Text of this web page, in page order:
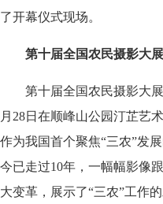
了开幕仪式现场。
第十届全国农民摄影大
第十届全国农民摄影大
月28日在顺峰山公园汀芷艺
作为我国首个聚焦“三农”发
今已走过10年，一幅幅影像
大变革，展示了“三农”工作